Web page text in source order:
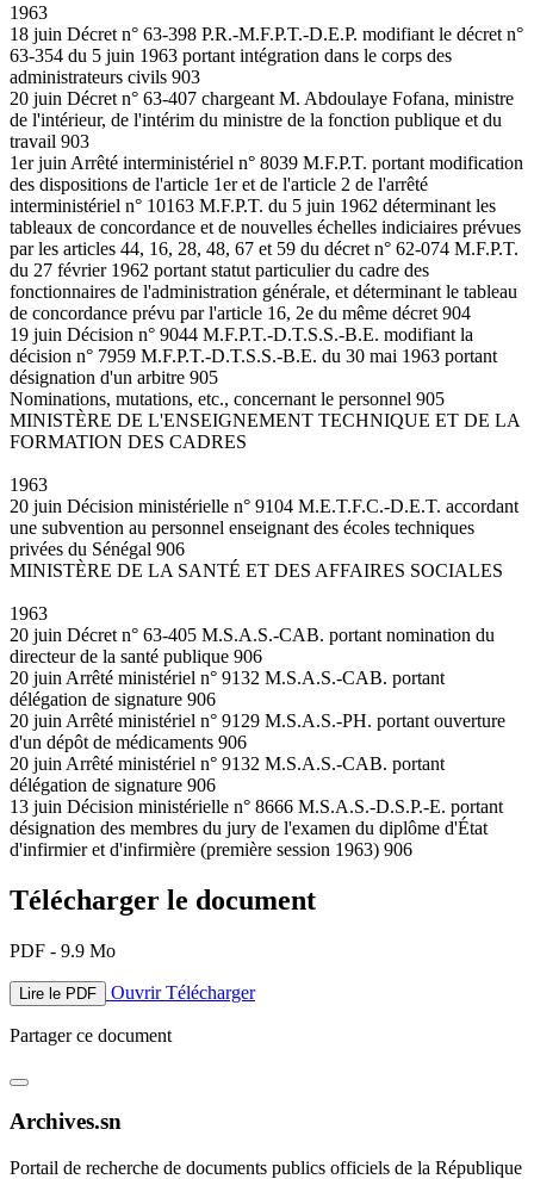
1963
18 juin Décret n° 63-398 P.R.-M.F.P.T.-D.E.P. modifiant le décret n°
63-354 du 5 juin 1963 portant intégration dans le corps des
administrateurs civils 903
20 juin Décret n° 63-407 chargeant M. Abdoulaye Fofana, ministre
de l'intérieur, de l'intérim du ministre de la fonction publique et du
travail 903
1er juin Arrêté interministériel n° 8039 M.F.P.T. portant modification
des dispositions de l'article 1er et de l'article 2 de l'arrêté
interministériel n° 10163 M.F.P.T. du 5 juin 1962 déterminant les
tableaux de concordance et de nouvelles échelles indiciaires prévues
par les articles 44, 16, 28, 48, 67 et 59 du décret n° 62-074 M.F.P.T.
du 27 février 1962 portant statut particulier du cadre des
fonctionnaires de l'administration générale, et déterminant le tableau
de concordance prévu par l'article 16, 2e du même décret 904
19 juin Décision n° 9044 M.F.P.T.-D.T.S.S.-B.E. modifiant la
décision n° 7959 M.F.P.T.-D.T.S.S.-B.E. du 30 mai 1963 portant
désignation d'un arbitre 905
Nominations, mutations, etc., concernant le personnel 905
MINISTÈRE DE L'ENSEIGNEMENT TECHNIQUE ET DE LA
FORMATION DES CADRES
1963
20 juin Décision ministérielle n° 9104 M.E.T.F.C.-D.E.T. accordant
une subvention au personnel enseignant des écoles techniques
privées du Sénégal 906
MINISTÈRE DE LA SANTÉ ET DES AFFAIRES SOCIALES
1963
20 juin Décret n° 63-405 M.S.A.S.-CAB. portant nomination du
directeur de la santé publique 906
20 juin Arrêté ministériel n° 9132 M.S.A.S.-CAB. portant
délégation de signature 906
20 juin Arrêté ministériel n° 9129 M.S.A.S.-PH. portant ouverture
d'un dépôt de médicaments 906
20 juin Arrêté ministériel n° 9132 M.S.A.S.-CAB. portant
délégation de signature 906
13 juin Décision ministérielle n° 8666 M.S.A.S.-D.S.P.-E. portant
désignation des membres du jury de l'examen du diplôme d'État
d'infirmier et d'infirmière (première session 1963) 906
Télécharger le document
PDF - 9.9 Mo
Lire le PDF OuvrirTélécharger
Partager ce document
Archives.sn
Portail de recherche de documents publics officiels de la République